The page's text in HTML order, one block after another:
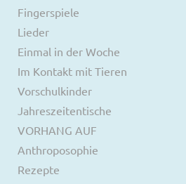
Fingerspiele
Lieder
Einmal in der Woche
Im Kontakt mit Tieren
Vorschulkinder
Jahreszeitentische
VORHANG AUF
Anthroposophie
Rezepte